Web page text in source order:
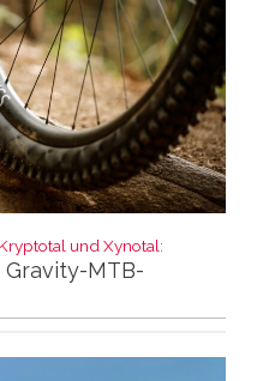
und Xynotal:
MTB-